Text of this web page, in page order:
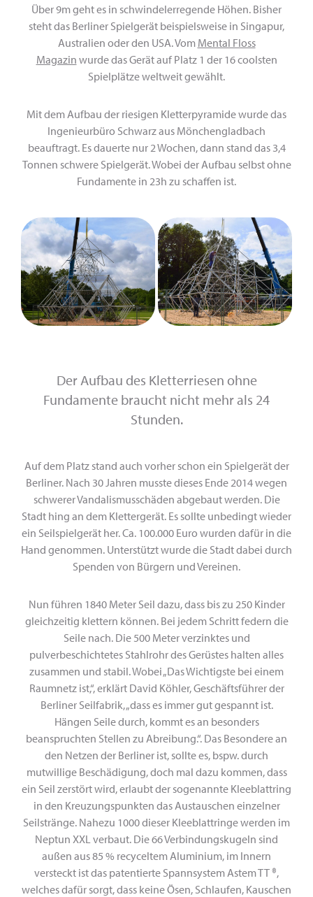
Über 9m geht es in schwindelerregende Höhen. Bisher
steht das Berliner Spielgerät beispielsweise in Singapur,
Australien oder den USA. Vom Mental Floss
Magazin wurde das Gerät auf Platz 1 der 16 coolsten
Spielplätze weltweit gewählt.
Mit dem Aufbau der riesigen Kletterpyramide wurde das
Ingenieurbüro Schwarz aus Mönchengladbach
beauftragt. Es dauerte nur 2 Wochen, dann stand das 3,4
Tonnen schwere Spielgerät. Wobei der Aufbau selbst ohne
Fundamente in 23h zu schaffen ist.
Der Aufbau des Kletterriesen ohne
Fundamente braucht nicht mehr als 24
Stunden.
Auf dem Platz stand auch vorher schon ein Spielgerät der
Berliner. Nach 30 Jahren musste dieses Ende 2014 wegen
schwerer Vandalismusschäden abgebaut werden. Die
Stadt hing an dem Klettergerät. Es sollte unbedingt wieder
ein Seilspielgerät her. Ca. 100.000 Euro wurden dafür in die
Hand genommen. Unterstützt wurde die Stadt dabei durch
Spenden von Bürgern und Vereinen.
Nun führen 1840 Meter Seil dazu, dass bis zu 250 Kinder
gleichzeitig klettern können. Bei jedem Schritt federn die
Seile nach. Die 500 Meter verzinktes und
pulverbeschichtetes Stahlrohr des Gerüstes halten alles
zusammen und stabil. Wobei „Das Wichtigste bei einem
Raumnetz ist,“, erklärt David Köhler, Geschäftsführer der
Berliner Seilfabrik, „dass es immer gut gespannt ist.
Hängen Seile durch, kommt es an besonders
beanspruchten Stellen zu Abreibung.“. Das Besondere an
den Netzen der Berliner ist, sollte es, bspw. durch
mutwillige Beschädigung, doch mal dazu kommen, dass
ein Seil zerstört wird, erlaubt der sogenannte Kleeblattring
in den Kreuzungspunkten das Austauschen einzelner
Seilstränge. Nahezu 1000 dieser Kleeblattringe werden im
Neptun XXL verbaut. Die 66 Verbindungskugeln sind
außen aus 85 % recyceltem Aluminium, im Innern
versteckt ist das patentierte Spannsystem Astem TT ®,
welches dafür sorgt, dass keine Ösen, Schlaufen, Kauschen